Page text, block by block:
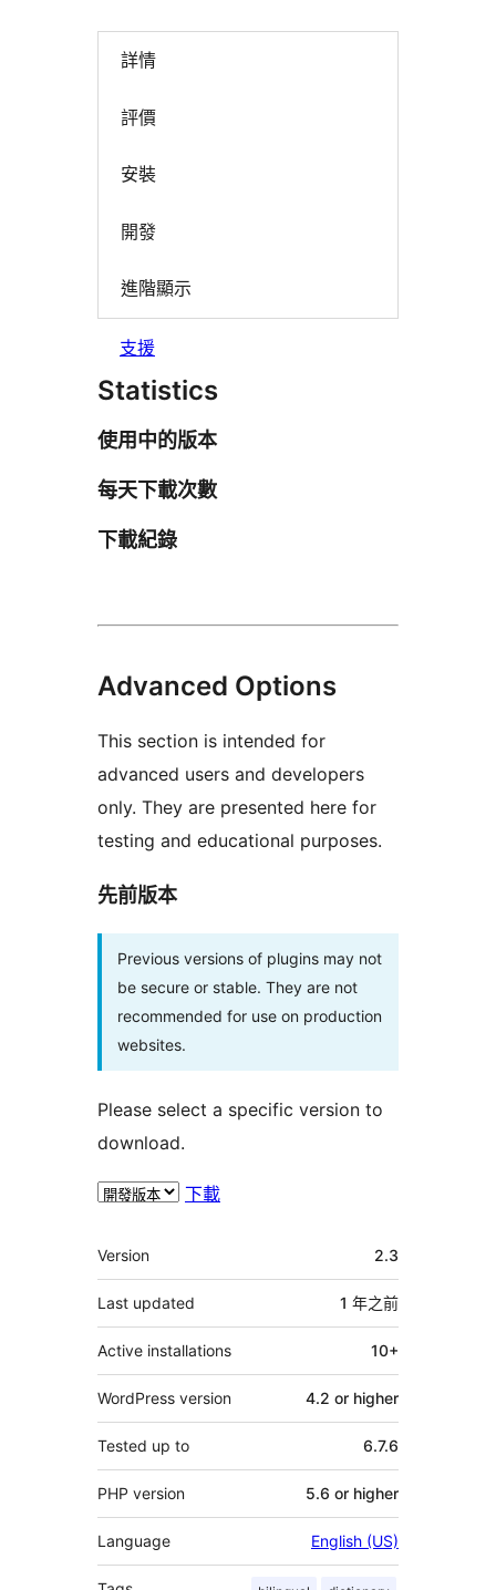
詳情
評價
安裝
開發
進階顯示
支援
Statistics
使用中的版本
每天下載次數
下載紀錄
Advanced Options
This section is intended for
advanced users and developers
only. They are presented here for
testing and educational purposes.
先前版本
Previous versions of plugins may not
be secure or stable. They are not
recommended for use on production
websites.
Please select a specific version to
download.
下載
其
它
Version 2.3
Last updated 1 年之前
Active installations 10+
WordPress version 4.2 or higher
Tested up to 6.7.6
PHP version 5.6 or higher
Language English (US)